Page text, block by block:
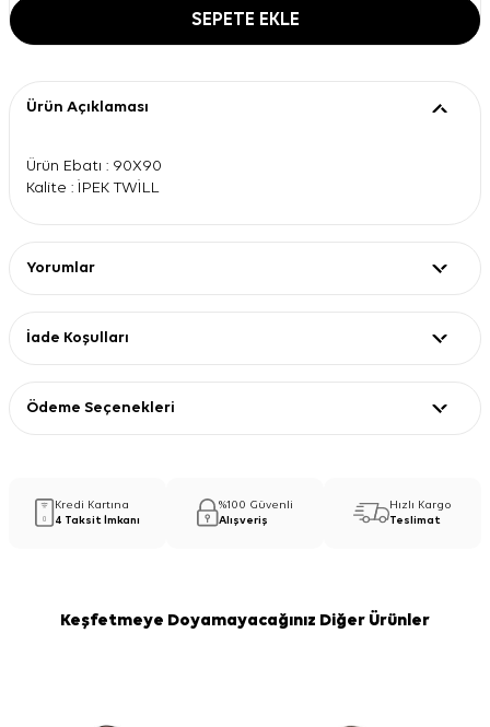
SEPETE EKLE
Ürün Açıklaması
Ürün Ebatı : 90X90
Kalite : İPEK TWİLL
Yorumlar
İade Koşulları
Ödeme Seçenekleri
Kredi Kartına
4 Taksit İmkanı
%100 Güvenli
Alışveriş
Hızlı Kargo
Teslimat
Keşfetmeye Doyamayacağınız Diğer Ürünler